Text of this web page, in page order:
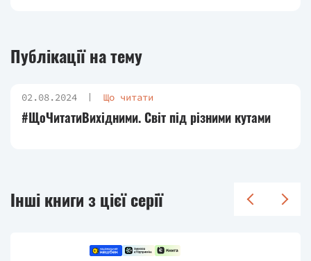
Публікації на тему
02.08.2024 Що читати
#ЩоЧитатиВихідними. Світ під різними кутами
Інші книги з цієї серії